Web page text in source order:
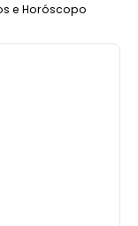
e Horóscopo